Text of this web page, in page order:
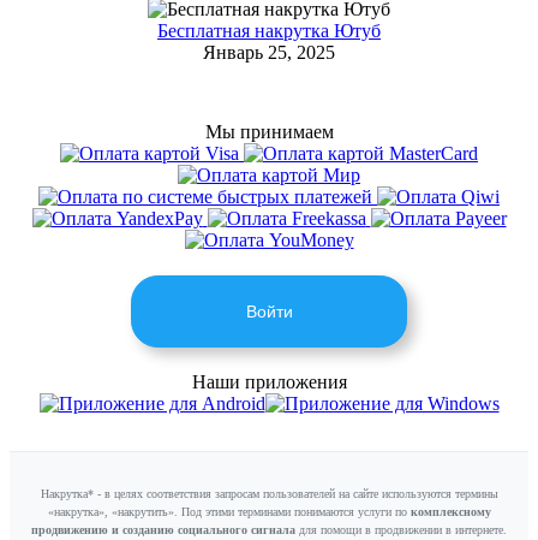
Бесплатная накрутка Ютуб
Январь 25, 2025
Мы принимаем
Войти
Наши приложения
Накрутка* - в целях соответствия запросам пользователей на сайте используются термины
«накрутка», «накрутить». Под этими терминами понимаются услуги по комплексному
продвижению и созданию социального сигнала для помощи в продвижении в интернете.